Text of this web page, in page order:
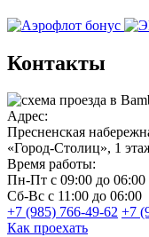
Контакты
Адрес:
Пресненская
«Город-Столиц», 1
Время работы:
Пн-Пт с 09:00 до 06:00
Сб-Вс с 11:00 до 06:00
+7 (985) 766-49-62 +7
Как проехать